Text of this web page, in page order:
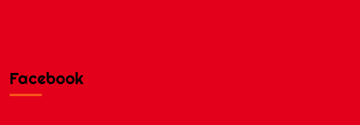
Facebook